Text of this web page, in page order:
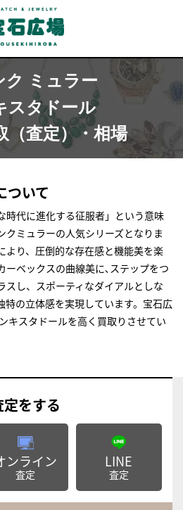
ク ミュラー
スタドール
（査定）・相場
ついて
時代に進化する征服者」という意味
クミュラーの人気シリーズとなりま
より、圧倒的な存在感と機能美を楽
ーベックスの曲線美に､ステップをつ
スし、スポーティなダイアルとしな
特の立体感を実現しています。宝石広
キスタドールを高く買取りさせてい
定をする
ンライン
査定
LINE
査定